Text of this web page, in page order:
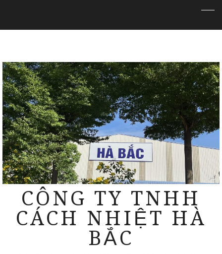
CÔNG TY TNHH
CÁCH NHIỆT HÀ
BẮC